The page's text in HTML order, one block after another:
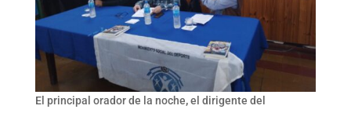
El principal orador de la noche,el dirigente del